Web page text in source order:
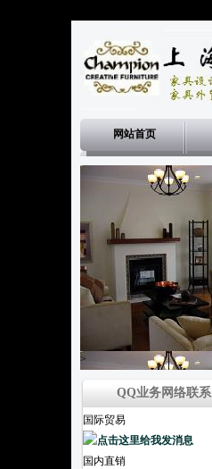
网站首页
>
QQ业务网络联系
国际贸易
国内直销